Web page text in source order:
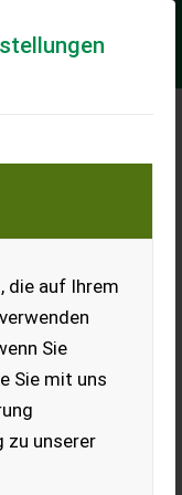
die auf Ihrem
Sie
Sie mit uns
zu unserer
–
Jumbo 5370
DB
Dosierung